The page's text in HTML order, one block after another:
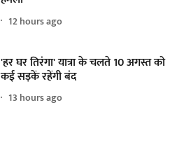
12 hours ago
'हर घर तिरंगा' यात्रा के चलते 10 अगस्त को
कई सड़कें रहेंगी बंद
13 hours ago